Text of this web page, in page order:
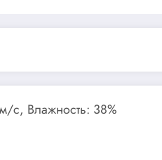
с, Влажность: 38%